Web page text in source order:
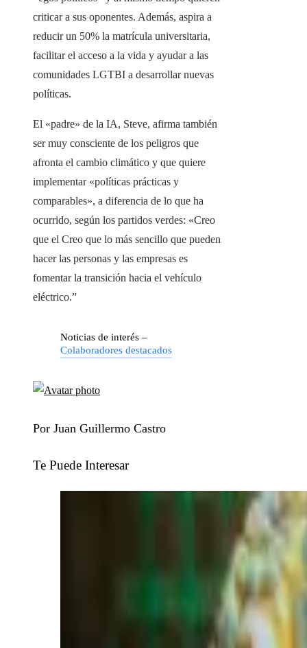
criticar a sus oponentes. Además, aspira a
reducir un 50% la matrícula universitaria,
facilitar el acceso a la vida y ayudar a las
comunidades LGTBI a desarrollar nuevas
políticas.
El «padre» de la IA, Steve, afirma también
ser muy consciente de los peligros que
afronta el cambio climático y que quiere
implementar «políticas prácticas y
comparables», a diferencia de lo que ha
ocurrido, según los partidos verdes: «Creo
que el Creo que lo más sencillo que pueden
hacer las personas y las empresas es
fomentar la transición hacia el vehículo
eléctrico.”
Noticias de interés –
Colaboradores destacados
Por Juan Guillermo Castro
Te Puede Interesar